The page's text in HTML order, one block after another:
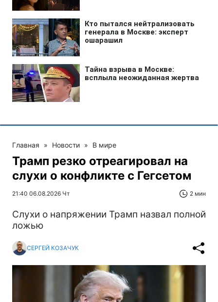
Главная » Новости » В мире
Трамп резко отреагировал на
слухи о конфликте с Гегсетом
21:40 06.08.2026 Чт 2 мин
Слухи о напряжении Трамп назвал полной
ложью
СЕРГЕЙ КОЗАЧУК